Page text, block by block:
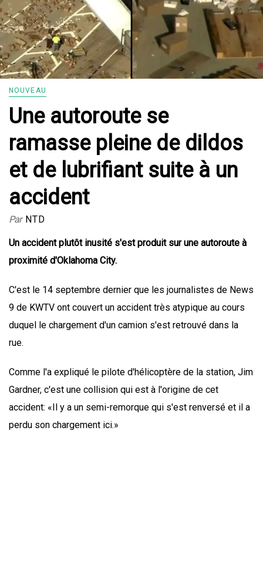
NOUVEAU
Une autoroute se
ramasse pleine de dildos
et de lubrifiant suite à un
accident
Par NTD
Un accident plutôt inusité s'est produit sur une autoroute à
proximité d'Oklahoma City.
C'est le 14 septembre dernier que les journalistes de News
9 de KWTV ont couvert un accident très atypique au cours
duquel le chargement d'un camion s'est retrouvé dans la
rue.
Comme l'a expliqué le pilote d'hélicoptère de la station, Jim
Gardner, c'est une collision qui est à l'origine de cet
accident: «Il y a un semi-remorque qui s'est renversé et il a
perdu son chargement ici.»